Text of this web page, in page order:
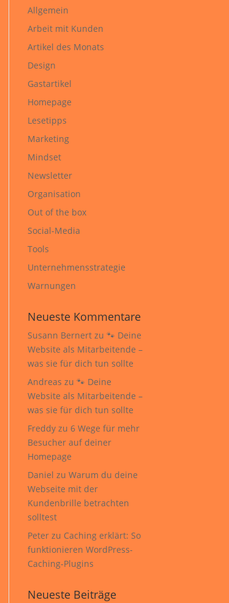
Allgemein
Arbeit mit Kunden
Artikel des Monats
Design
Gastartikel
Homepage
Lesetipps
Marketing
Mindset
Newsletter
Organisation
Out of the box
Social-Media
Tools
Unternehmensstrategie
Warnungen
Neueste Kommentare
Susann Bernert zu🐾 Deine
Website als Mitarbeitende –
was sie für dich tun sollte
Andreas zu🐾 Deine
Website als Mitarbeitende –
was sie für dich tun sollte
Freddy zu6 Wege für mehr
Besucher auf deiner
Homepage
Daniel zuWarum du deine
Webseite mit der
Kundenbrille betrachten
solltest
Peter zu Caching erklärt: So
funktionieren WordPress-
Caching-Plugins
Neueste Beiträge